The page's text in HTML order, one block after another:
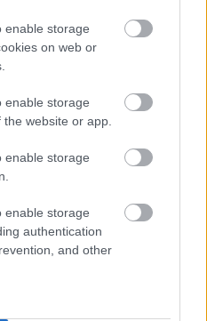
enable storage
on web or
enable storage
website or app.
enable storage
enable storage
authentication
and other
Ebből az alkalomból
életének
Elsőként a ...